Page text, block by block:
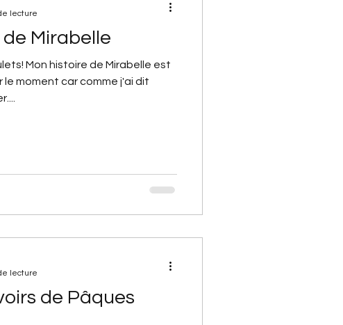
Mirabelle
Mon histoire de Mirabelle est
moment car comme j'ai dit
lecture
de Pâques
lecture